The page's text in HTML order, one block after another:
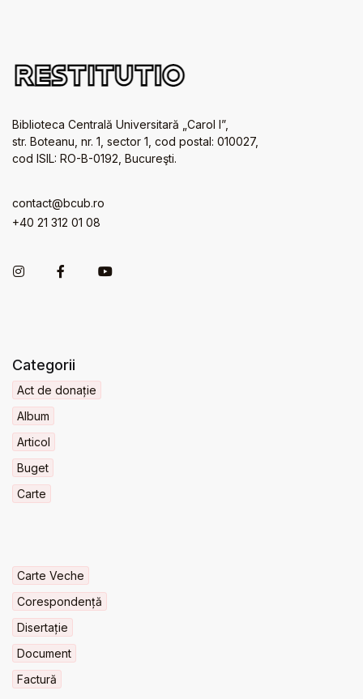
Biblioteca Centrală Universitară „Carol I”,
str. Boteanu, nr. 1, sector 1, cod postal: 010027,
cod ISIL: RO-B-0192, Bucureşti.
contact@bcub.ro
+40 21 312 01 08
Categorii
Act de donație
Album
Articol
Buget
Carte
Carte Veche
Corespondență
Disertație
Document
Factură